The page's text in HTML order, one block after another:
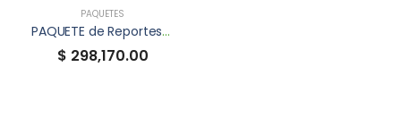
PAQUETES
PAQUETE de Reportes Anuales XBRL
$ 298,170.00